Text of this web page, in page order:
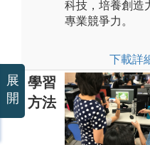
科技，培養創造
專業競爭力。
下載詳
學習
方法
展
開